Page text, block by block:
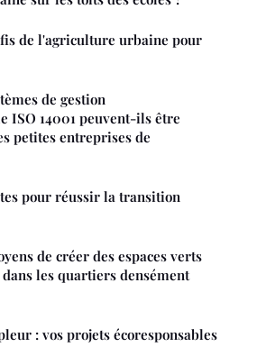
de l'agriculture urbaine pour
de gestion
ISO 14001 peuvent-ils être
petites entreprises de
pour réussir la transition
de créer des espaces verts
les quartiers densément
: vos projets écoresponsables